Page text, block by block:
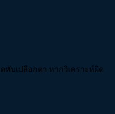
ทับเปลือกตา หากวิเคราะห์ผิด